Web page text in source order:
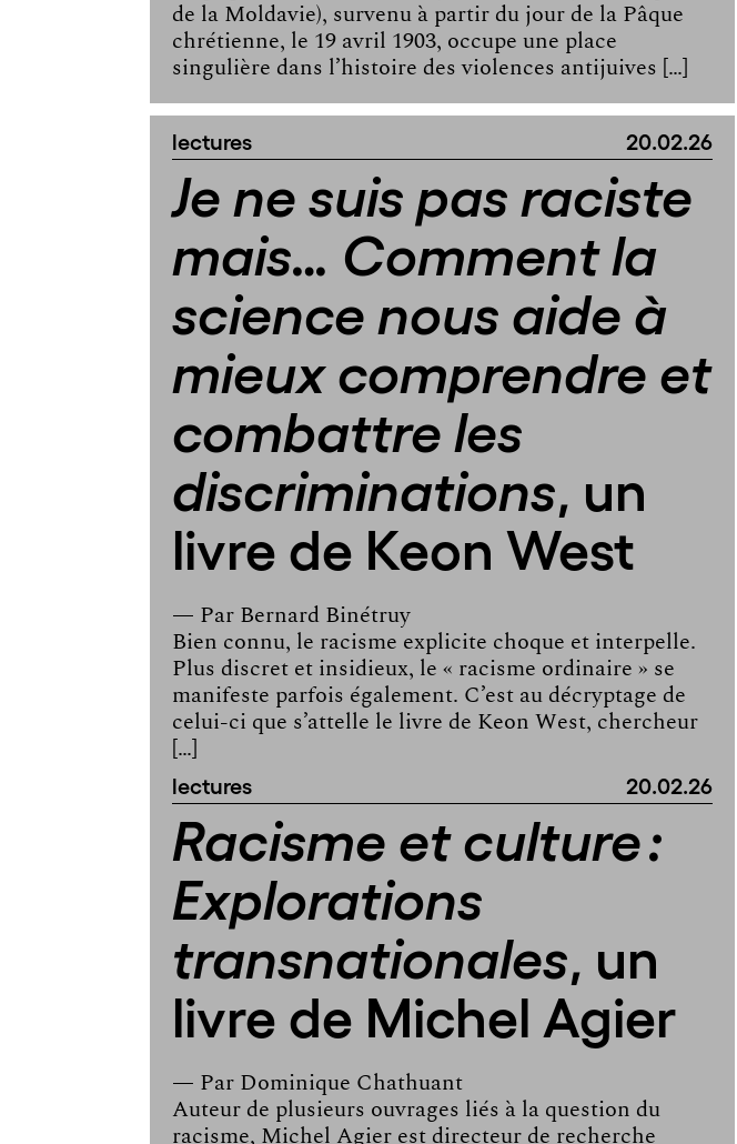
de la Moldavie), survenu à partir du jour de la Pâque
chrétienne, le 19 avril 1903, occupe une place
singulière dans l’histoire des violences antijuives […]
lectures 20.02.26
Je ne suis pas raciste
mais… Comment la
science nous aide à
mieux comprendre et
combattre les
discriminations, un
livre de Keon West
— Par Bernard Binétruy
Bien connu, le racisme explicite choque et interpelle.
Plus discret et insidieux, le « racisme ordinaire » se
manifeste parfois également. C’est au décryptage de
celui-ci que s’attelle le livre de Keon West, chercheur
[…]
lectures 20.02.26
Racisme et culture :
Explorations
transnationales, un
livre de Michel Agier
— Par Dominique Chathuant
Auteur de plusieurs ouvrages liés à la question du
racisme, Michel Agier est directeur de recherche